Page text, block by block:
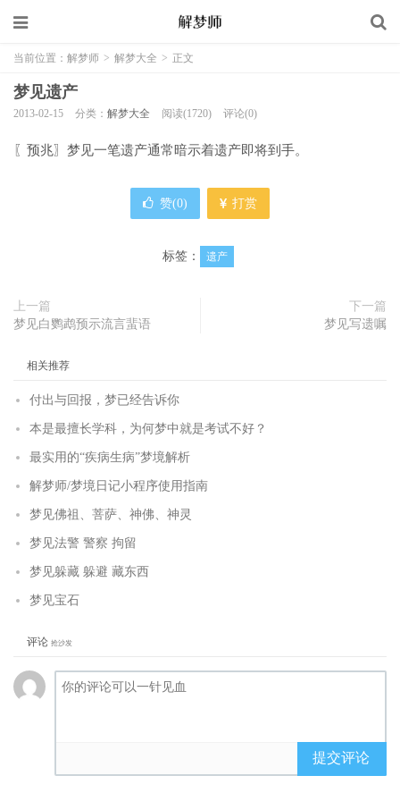
当前位置： 解梦师 > 解梦大全 > 正文
梦见遗产
2013-02-15 分类： 解梦大全 阅读(1720) 评论(0)
〖预兆〗梦见一笔遗产通常暗示着遗产即将到手。
赞(0) 打赏
标签： 遗产
上一篇
梦见白鹦鹉预示流言蜚语
下一篇
梦见写遗嘱
相关推荐
付出与回报，梦已经告诉你
本是最擅长学科，为何梦中就是考试不好？
最实用的“疾病生病”梦境解析
解梦师/梦境日记小程序使用指南
梦见佛祖、菩萨、神佛、神灵
梦见法警 警察 拘留
梦见躲藏 躲避 藏东西
梦见宝石
评论 抢沙发
提交评论